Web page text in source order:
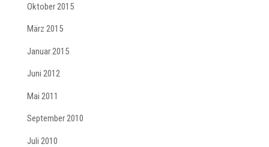
Oktober 2015
März 2015
Januar 2015
Juni 2012
Mai 2011
September 2010
Juli 2010